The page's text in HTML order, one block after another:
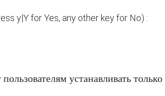
y|Y for Yes, any other key for No) :
устанавливать только